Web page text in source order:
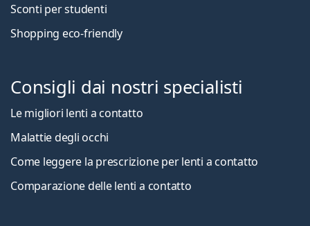
Sconti per studenti
Shopping eco-friendly
Consigli dai nostri specialisti
Le migliori lenti a contatto
Malattie degli occhi
Come leggere la prescrizione per lenti a contatto
Comparazione delle lenti a contatto